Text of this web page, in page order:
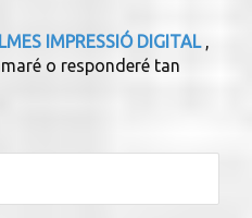
IMPRESSIÓ DIGITAL ,
o responderé tan